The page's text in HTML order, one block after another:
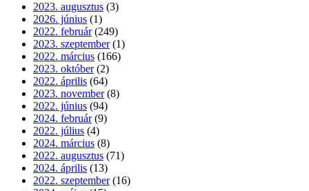
2023. augusztus (3)
2026. június (1)
2022. február (249)
2023. szeptember (1)
2022. március (166)
2023. október (2)
2022. április (64)
2023. november (8)
2022. június (94)
2024. február (9)
2022. július (4)
2024. március (8)
2022. augusztus (71)
2024. április (13)
2022. szeptember (16)